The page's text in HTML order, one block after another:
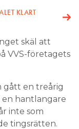
KLART
skäl att
VVS-företagets
gått en treårig
hantlangare
inte som
tingsrätten.